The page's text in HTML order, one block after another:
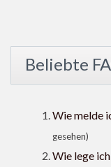
Beliebte
Wie melde
gesehen)
Wie lege